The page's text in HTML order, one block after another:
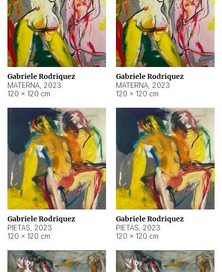
Gabriele Rodriquez
MATERNA, 2023
120 × 120 cm
Gabriele Rodriquez
MATERNA, 2023
120 × 120 cm
Gabriele Rodriquez
PIETAS, 2023
120 × 120 cm
Gabriele Rodriquez
PIETAS, 2023
120 × 120 cm